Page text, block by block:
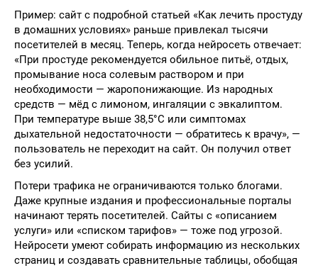
Пример: сайт с подробной статьей «Как лечить простуду
в домашних условиях» раньше привлекал тысячи
посетителей в месяц. Теперь, когда нейросеть отвечает:
«При простуде рекомендуется обильное питьё, отдых,
промывание носа солевым раствором и при
необходимости — жаропонижающие. Из народных
средств — мёд с лимоном, ингаляции с эвкалиптом.
При температуре выше 38,5°C или симптомах
дыхательной недостаточности — обратитесь к врачу», —
пользователь не переходит на сайт. Он получил ответ
без усилий.
Потери трафика не ограничиваются только блогами.
Даже крупные издания и профессиональные порталы
начинают терять посетителей. Сайты с «описанием
услуги» или «списком тарифов» — тоже под угрозой.
Нейросети умеют собирать информацию из нескольких
страниц и создавать сравнительные таблицы, обобщая